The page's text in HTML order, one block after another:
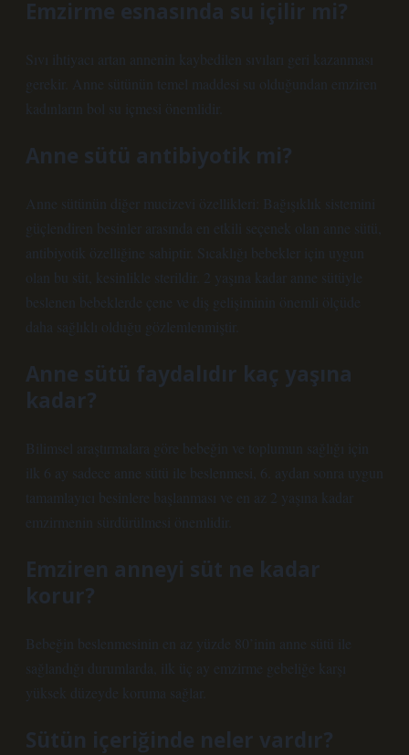
Emzirme esnasında su içilir mi?
Sıvı ihtiyacı artan annenin kaybedilen sıvıları geri kazanması
gerekir. Anne sütünün temel maddesi su olduğundan emziren
kadınların bol su içmesi önemlidir.
Anne sütü antibiyotik mi?
Anne sütünün diğer mucizevi özellikleri: Bağışıklık sistemini
güçlendiren besinler arasında en etkili seçenek olan anne sütü,
antibiyotik özelliğine sahiptir. Sıcaklığı bebekler için uygun
olan bu süt, kesinlikle sterildir. 2 yaşına kadar anne sütüyle
beslenen bebeklerde çene ve diş gelişiminin önemli ölçüde
daha sağlıklı olduğu gözlemlenmiştir.
Anne sütü faydalıdır kaç yaşına
kadar?
Bilimsel araştırmalara göre bebeğin ve toplumun sağlığı için
ilk 6 ay sadece anne sütü ile beslenmesi, 6. aydan sonra uygun
tamamlayıcı besinlere başlanması ve en az 2 yaşına kadar
emzirmenin sürdürülmesi önemlidir.
Emziren anneyi süt ne kadar
korur?
Bebeğin beslenmesinin en az yüzde 80’inin anne sütü ile
sağlandığı durumlarda, ilk üç ay emzirme gebeliğe karşı
yüksek düzeyde koruma sağlar.
Sütün içeriğinde neler vardır?